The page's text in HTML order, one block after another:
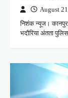
August
निशंक न्यूज। कानपुर
भदौरिया अंतता